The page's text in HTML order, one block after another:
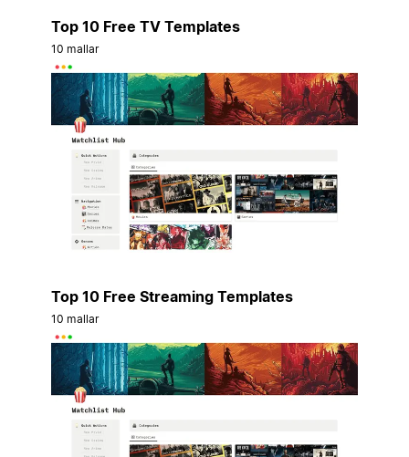
Top 10 Free TV Templates
10 mallar
Top 10 Free Streaming Templates
10 mallar